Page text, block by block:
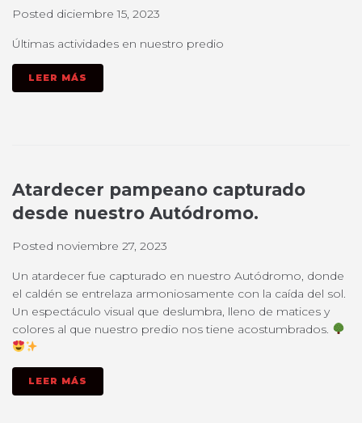
Posted diciembre 15, 2023
Últimas actividades en nuestro predio
LEER MÁS
Atardecer pampeano capturado
desde nuestro Autódromo.
Posted noviembre 27, 2023
Un atardecer fue capturado en nuestro Autódromo, donde
el caldén se entrelaza armoniosamente con la caída del sol.
Un espectáculo visual que deslumbra, lleno de matices y
colores al que nuestro predio nos tiene acostumbrados.
LEER MÁS